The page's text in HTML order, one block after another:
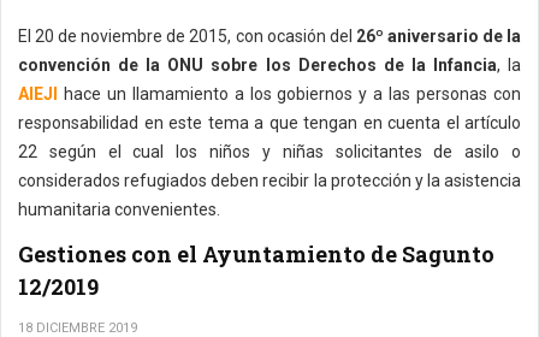
El 20 de noviembre de 2015, con ocasión del 26º aniversario de la
convención de la ONU sobre los Derechos de la Infancia, la
AIEJI
hace un llamamiento a los gobiernos y a las personas con
responsabilidad en este tema a que tengan en cuenta el artículo
22 según el cual los niños y niñas solicitantes de asilo o
considerados refugiados deben recibir la protección y la asistencia
humanitaria convenientes.
Gestiones con el Ayuntamiento de Sagunto
12/2019
18 DICIEMBRE 2019